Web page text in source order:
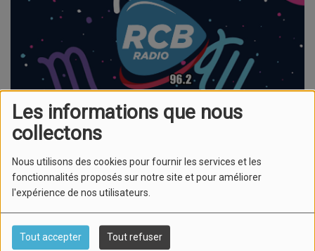
Les informations que nous
collectons
Nous utilisons des cookies pour fournir les services et les
fonctionnalités proposés sur notre site et pour améliorer
l'expérience de nos utilisateurs.
Tout accepter Tout refuser
♈ BÉLIER: Énergie explosive, projets audacieux ! ????